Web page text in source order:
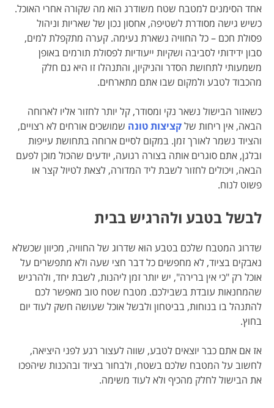
אחד הסימנים למטבח שטח משודרג הוא מה שקורה אחרי האוכל.
כשיש גישה מסודרת לשטיפה, אחסון נכון של שאריות וניהול
פסולת חכם – כל החוויה נשארת נעימה. קערה מתקפלת למים,
סבון ידידותי לסביבה ושקיות ייעודיות לפסולת תורמים באופן
משמעותי לתחושת הסדר והניקיון, והתנהלו זו היא גם חלק
מהכבוד לטבע ולמקום שבו אתם מתארחים.
כשאזור הבישול נשאר נקי ומסודר, קל יותר לחזור אליו לארוחה
הבאה, אין ריחות שלקציצות טונה שמושכים אורחים לא רצויים,
והציוד נשמר לאורך זמן. במקום לסיים ארוחה בתחושת עייפות
ובלגן, אתם סוגרים אותה בצורה רגועה, יודעים שהכול מוכן לפעם
הבאה, ויכולים לחזור לשבת ליד המדורה, לצאת לטיול קצר או
פשוט לנוח.
לבשל בטבע ולהרגיש בבית
שדרוג המטבח שלכם בטבע הוא שדרוג של החוויה, מכיוון שכשלא
נאבקים בציוד, לא מחפשים כל דבר חצי שעה ולא מתפשרים על
אוכל רק "כי אין ברירה", יש יותר זמן ליהנות, לשבת יחד, ולהרגיש
שהמחנאות עובדת בשבילכם. מטבח שטח טוב מאפשר לכם
להתנהל בו בנוחות, בביטחון ולבשל אוכל שעושה חשק לעוד יום
בחוץ.
אז אם אתם כבר יוצאים לטבע, שווה לעצור רגע לפני היציאה,
לחשוב על המטבח שלכם בשטח, ולבחור בציוד ובהכנות שיהפכו
את הבישול לחלק מהכיף ולא לעוד משימה.